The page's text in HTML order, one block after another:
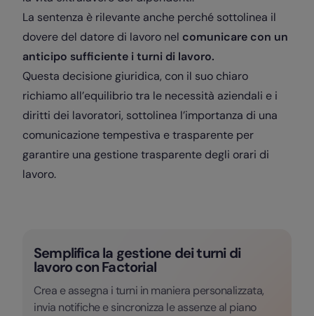
La sentenza è rilevante anche perché sottolinea il
dovere del datore di lavoro nel comunicare con un
anticipo sufficiente i turni di lavoro.
Questa decisione giuridica, con il suo chiaro
richiamo all’equilibrio tra le necessità aziendali e i
diritti dei lavoratori, sottolinea l’importanza di una
comunicazione tempestiva e trasparente per
garantire una gestione trasparente degli orari di
lavoro.
Semplifica la gestione dei turni di
lavoro con Factorial
Crea e assegna i turni in maniera personalizzata,
invia notifiche e sincronizza le assenze al piano